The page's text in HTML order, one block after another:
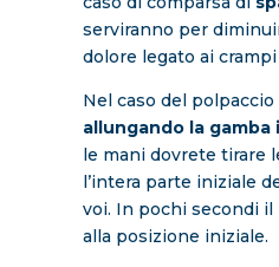
serviranno per
dolore legato ai
Nel caso del
allungando la
le mani dovrete tirare
l’intera parte iniziale
voi. In pochi secondi
alla posizione iniziale.